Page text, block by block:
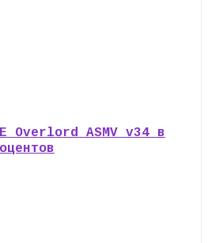
Overlord ASMV v34 в